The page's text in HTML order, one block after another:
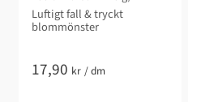
Luftigt fall & tryckt
blommönster
17,90 kr /dm